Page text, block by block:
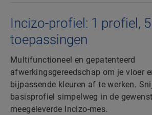
Incizo-profiel: 1 profiel, 5
toepassingen
Multifunctioneel en gepatenteerd
afwerkingsgereedschap om je vloer
bijpassende kleuren af te werken.
basisprofiel simpelweg in de
meegeleverde Incizo-mes.